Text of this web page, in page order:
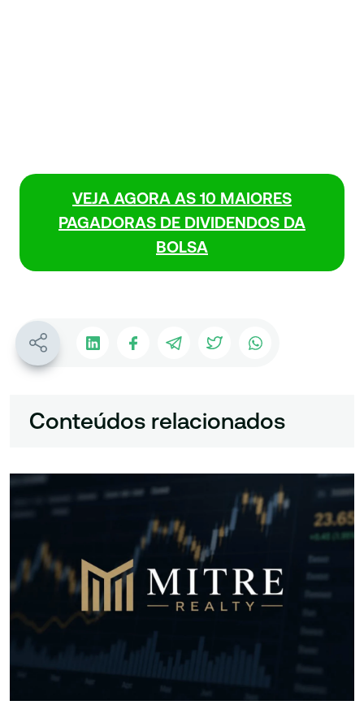
VEJA AGORA AS 10 MAIORES
PAGADORAS DE DIVIDENDOS DA
BOLSA
Conteúdos relacionados